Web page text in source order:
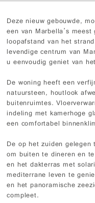
Deze nieuw gebouwde,
een van Marbella’s
loopafstand van het
levendige centrum van
u eenvoudig geniet van
De woning heeft een
natuursteen, houtlook
buitenruimtes.
indeling met kamerhoge
een comfortabel
De op het zuiden
om buiten te dineren en
en het dakterras met
mediterrane leven te
en het panoramische
compleet.